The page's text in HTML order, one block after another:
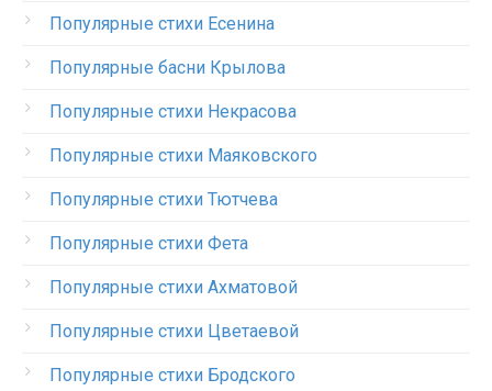
Популярные стихи Есенина
Популярные басни Крылова
Популярные стихи Некрасова
Популярные стихи Маяковского
Популярные стихи Тютчева
Популярные стихи Фета
Популярные стихи Ахматовой
Популярные стихи Цветаевой
Популярные стихи Бродского